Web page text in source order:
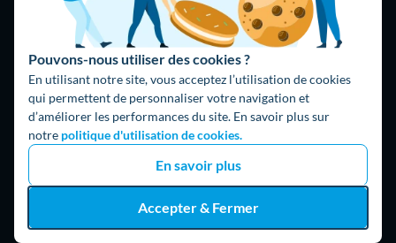
Pouvons-nous utiliser des cookies ?
En utilisant notre site, vous acceptez l’utilisation de cookies
qui permettent de personnaliser votre navigation et
d’améliorer les performances du site. En savoir plus sur
notre politique d'utilisation de cookies.
En savoir plus
Accepter & Fermer
Hello What ?
Blog
Hello Watt Espagne